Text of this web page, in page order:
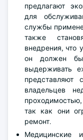
предлагают
для
службы
также
внедрения, что
он должен
выдерживать
представляют
владельцев
проходимостью,
так как они
ремонт.
Медицинские